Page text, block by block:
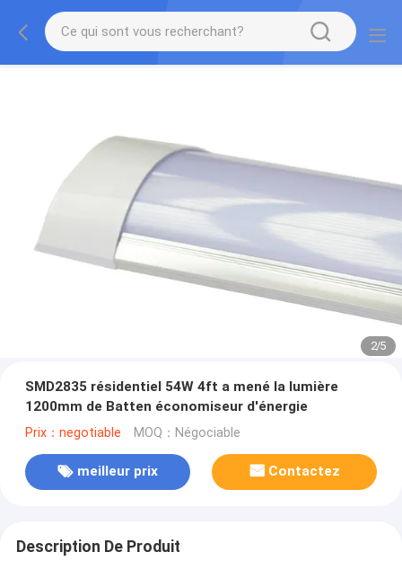
2/5
SMD2835 résidentiel 54W 4ft a mené la lumière
1200mm de Batten économiseur d'énergie
Prix：negotiable MOQ：Négociable
meilleur prix Contactez
Description De Produit